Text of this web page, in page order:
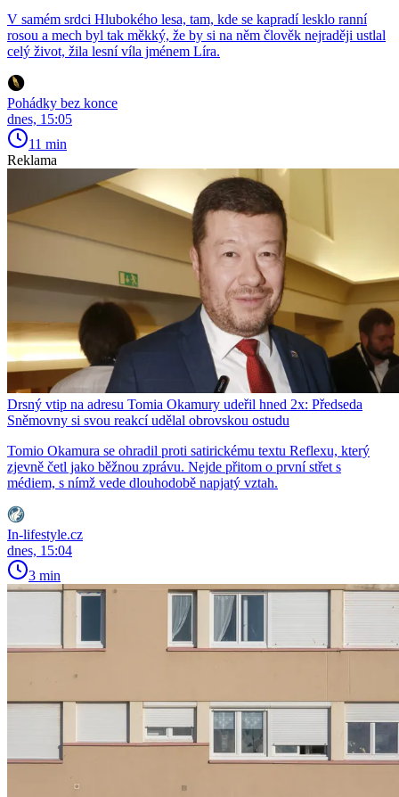
V samém srdci Hlubokého lesa, tam, kde se kapradí lesklo ranní
rosou a mech byl tak měkký, že by si na něm člověk nejraději ustlal
celý život, žila lesní víla jménem Líra.
Pohádky bez konce
dnes, 15:05
11 min
Reklama
Drsný vtip na adresu Tomia Okamury udeřil hned 2x: Předseda
Sněmovny si svou reakcí udělal obrovskou ostudu
Tomio Okamura se ohradil proti satirickému textu Reflexu, který
zjevně četl jako běžnou zprávu. Nejde přitom o první střet s
médiem, s nímž vede dlouhodobě napjatý vztah.
In-lifestyle.cz
dnes, 15:04
3 min